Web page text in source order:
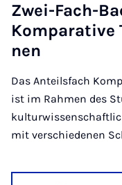
Zwei-Fach-
Kom­pa­ra­ti­ve
nen
Das Anteilsfach
ist im Rahmen des
mit verschiedenen